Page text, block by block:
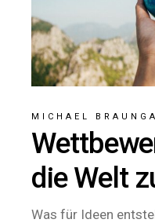
MICHAEL
die Welt
Was für Ideen